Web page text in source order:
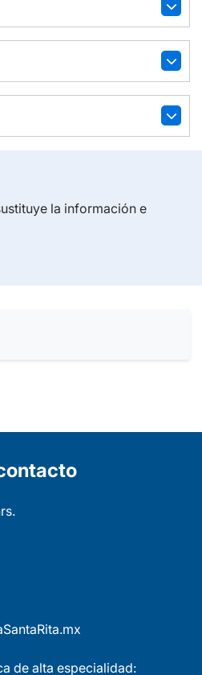
la información e
de alta especialidad: